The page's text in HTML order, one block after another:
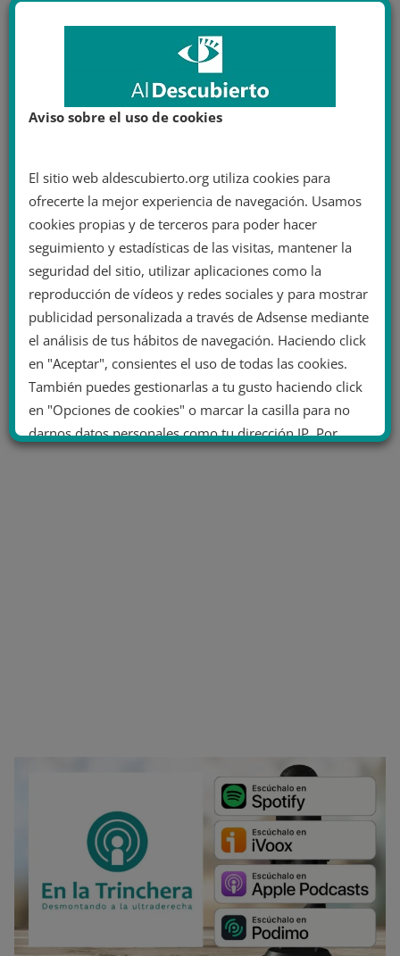
Aviso sobre el uso de cookies
El sitio web aldescubierto.org utiliza cookies para
ofrecerte la mejor experiencia de navegación. Usamos
cookies propias y de terceros para poder hacer
seguimiento y estadísticas de las visitas, mantener la
seguridad del sitio, utilizar aplicaciones como la
reproducción de vídeos y redes sociales y para mostrar
publicidad personalizada a través de Adsense mediante
el análisis de tus hábitos de navegación. Haciendo click
en "Aceptar", consientes el uso de todas las cookies.
También puedes gestionarlas a tu gusto haciendo click
en "Opciones de cookies" o marcar la casilla para no
darnos datos personales como tu dirección IP. Por